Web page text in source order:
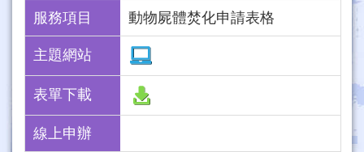
服務項目 動物屍體焚化申請表格
主題網站
表單下載
線上申辦